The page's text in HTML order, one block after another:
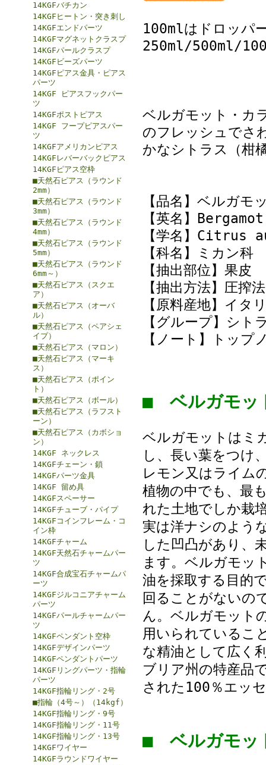
14KGFバチカン
14KGFヒートン・突き刺し
14KGFエンドパーツ
14KGFマグネットクラスプ
14KGFパールクラスプ
14KGFビーズパーツ
14KGFピアス金具・ピアス
パーツ
14KGF ピアスフックパー
ツ
14KGFポストピアス
14KGF フープピアスパー
ツ
14KGFアメリカンピアス
14KGFレバーバックピアス
14KGFピアス空枠
■天然石ピアス（ラウンド
2mm）
■天然石ピアス（ラウンド
3mm）
■天然石ピアス（ラウンド
4mm）
■天然石ピアス（ラウンド
5mm）
■天然石ピアス（ラウンド
6mm～）
■天然石ピアス（スクエ
ア）
■天然石ピアス（オーバ
ル）
■天然石ピアス（ペアシェ
イプ）
■天然石ピアス（マロン）
■天然石ピアス（マーキ
ス）
■天然石ピアス（ポイン
ト）
■天然石ピアス（ボール）
■天然石ピアス（ラフスト
ーン）
■天然石ピアス（カボショ
ン）
14KGF ネックレス
14KGFチェーン・鎖
14KGFパーツ金具
14KGF 留め具
14KGFスペーサー
14KGFチューブ・パイプ
14KGFコインフレーム・コ
イン枠
14KGFチャーム
14KGF天然石チャームパー
ツ
14KGF合成宝石チャームパ
ーツ
14KGFジルコニアチャーム
パーツ
14KGFパールチャームパー
ツ
14KGFペンダント空枠
14KGFデザインパーツ
14KGFペンダントパーツ
14KGFリングパーツ・指輪
パーツ
14KGF指輪リング・2号
■指輪（4号～）（14kgf）
14KGF指輪リング・9号
14KGF指輪リング・11号
14KGF指輪リング・13号
14KGFワイヤー
14KGFラウンドワイヤー
100mlはドロッパ
250ml/500ml/
ベルガモット・カ
のフレッシュでさ
かなシトラス（柑
【品名】ベルガモ
【英名】
【学名】Citrus
【科名】ミカン科
【抽出部位】果皮
【抽出方法】圧搾法
【原料産地】イタ
【グループ】シト
【ノート】トップ
■ ベルガモ
ベルガモットはミ
し、長い葉をつけ
レモン又はライム
植物の中でも、最
れた土地でしか栽
実は洋ナシのよう
した凹凸があり、
ます。ベルガモッ
油を採取する目的
回ることがないの
ん。ベルガモット
用いられているこ
な精油として広く
ブリア州の特産品
された100％エッ
■ ベルガモッ